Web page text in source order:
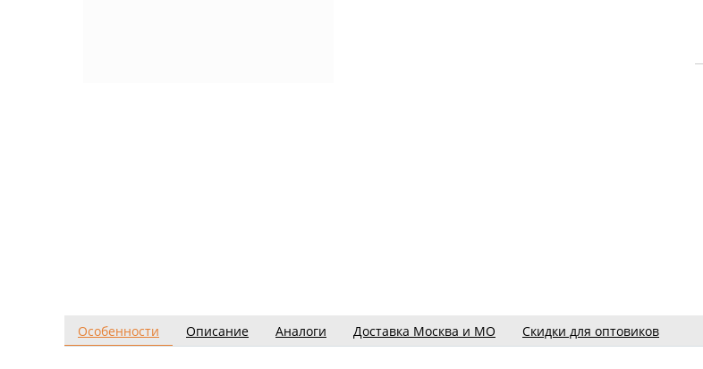
Особенности Описание Аналоги Доставка Москва и МО Скидки для оптовиков